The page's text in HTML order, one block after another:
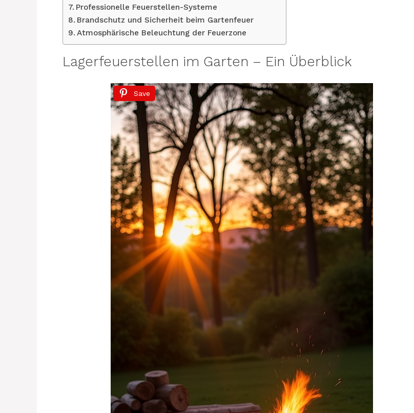
Professionelle Feuerstellen-Systeme
Brandschutz und Sicherheit beim Gartenfeuer
Atmosphärische Beleuchtung der Feuerzone
Lagerfeuerstellen im Garten – Ein Überblick
Save